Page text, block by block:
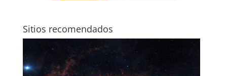
Sitios recomendados